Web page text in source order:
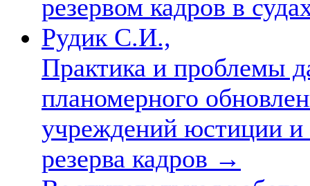
резервом кадров в
Рудик С.И.,
Практика и проблемы
планомерного
учреждений юстиции и
резерва кадров →